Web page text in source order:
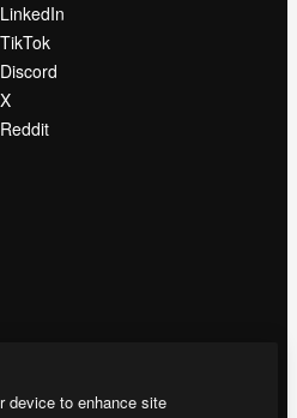
LinkedIn
TikTok
Discord
X
Reddit
device to enhance site